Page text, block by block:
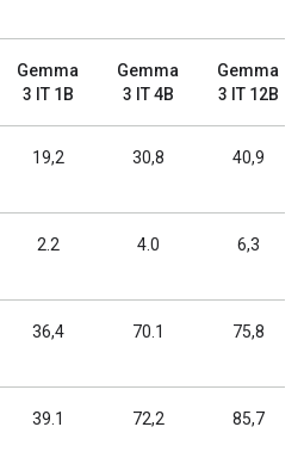
Gemma
3 IT 1B
Gemma
3 IT 4B
Gemma
3 IT 12B
19,2 30,8 40,9
2.2 4.0 6,3
36,4 70.1 75,8
39.1 72,2 85,7